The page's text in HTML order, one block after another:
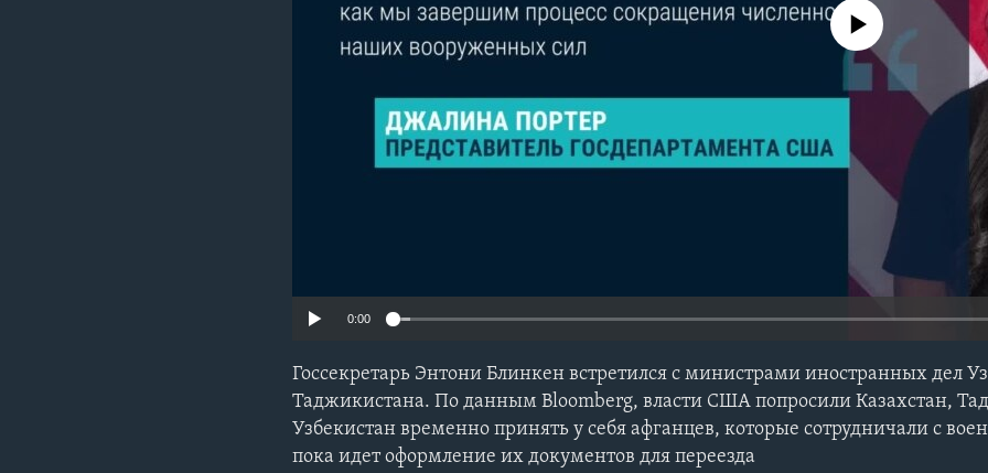
No media source currently
0:00
Госсекретарь Энтони Блинкен встретился с министрами иностранных дел
Таджикистана. По данным Bloomberg, власти США попросили Казахстан,
Узбекистан временно принять у себя афганцев, которые сотрудничали с
пока идет оформление их документов для переезда